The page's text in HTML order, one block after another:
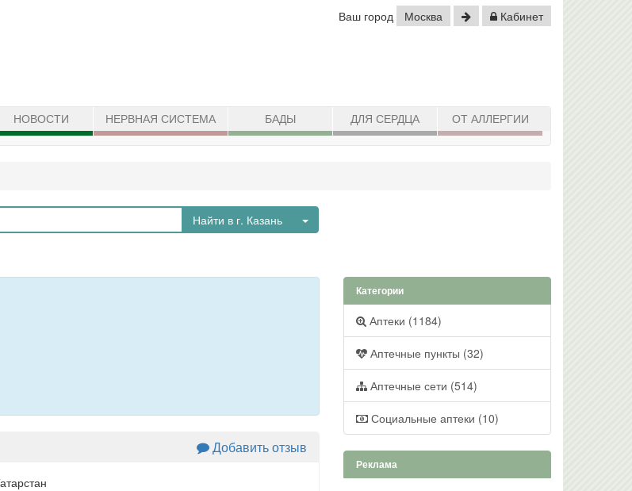
Ваш город Москва Кабинет
НОВОСТИ НЕРВНАЯ СИСТЕМА БАДЫ ДЛЯ СЕРДЦА ОТ АЛЛЕРГИИ
Найти в г. Казань
Toggle Dropdown
Добавить отзыв
Категории
Аптеки (1184)
Аптечные пункты (32)
Аптечные сети (514)
Социальные аптеки (10)
Реклама